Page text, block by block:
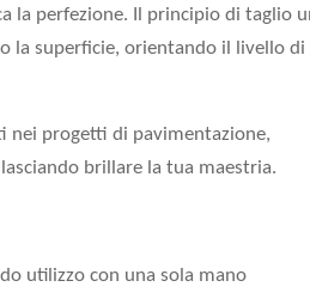
la perfezione. Il principio di taglio
la superficie, orientando il livello
progetti di pavimentazione,
brillare la tua maestria.
utilizzo con una sola mano